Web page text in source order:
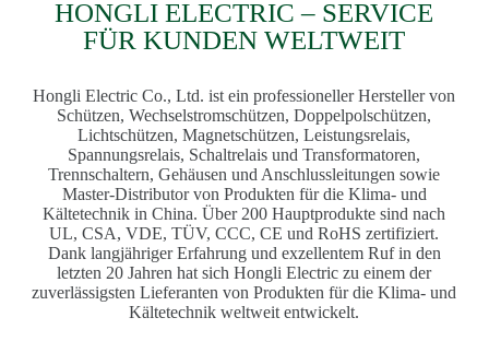
HONGLI ELECTRIC – SERVICE
FÜR KUNDEN WELTWEIT
Hongli Electric Co., Ltd. ist ein professioneller Hersteller von
Schützen, Wechselstromschützen, Doppelpolschützen,
Lichtschützen, Magnetschützen, Leistungsrelais,
Spannungsrelais, Schaltrelais und Transformatoren,
Trennschaltern, Gehäusen und Anschlussleitungen sowie
Master-Distributor von Produkten für die Klima- und
Kältetechnik in China. Über 200 Hauptprodukte sind nach
UL, CSA, VDE, TÜV, CCC, CE und RoHS zertifiziert.
Dank langjähriger Erfahrung und exzellentem Ruf in den
letzten 20 Jahren hat sich Hongli Electric zu einem der
zuverlässigsten Lieferanten von Produkten für die Klima- und
Kältetechnik weltweit entwickelt.